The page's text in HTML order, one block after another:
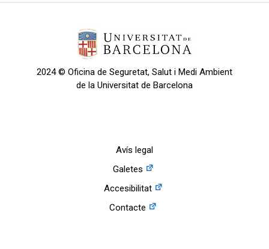
2024 © Oficina de Seguretat, Salut i Medi Ambient
de la Universitat de Barcelona
Avís legal
Galetes
Accesibilitat
Contacte